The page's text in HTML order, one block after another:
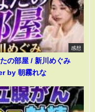
感想
の部屋 / 新川めぐみ
by 朝霧れな